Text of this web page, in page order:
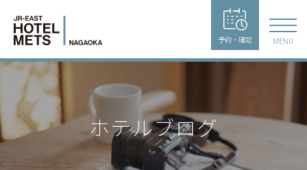
予約・確認 MENU
ホテルブログ